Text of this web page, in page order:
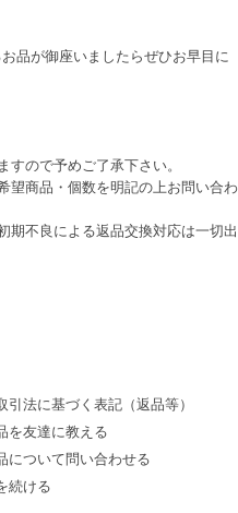
品が御座いましたらぜひお早目に
ので予めご了承下さい。
望商品・個数を明記の上お問い合わ
期不良による返品交換対応は一切出
引法に基づく表記（返品等）
を友達に教える
について問い合わせる
続ける